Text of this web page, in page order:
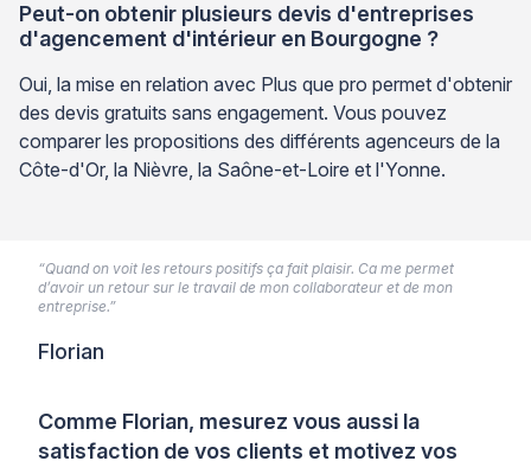
Peut-on obtenir plusieurs devis d'entreprises
d'agencement d'intérieur en Bourgogne ?
Oui, la mise en relation avec Plus que pro permet d'obtenir
des devis gratuits sans engagement. Vous pouvez
comparer les propositions des différents agenceurs de la
Côte-d'Or, la Nièvre, la Saône-et-Loire et l'Yonne.
Comme Florian, mesurez vous aussi la
satisfaction de vos clients et motivez vos
“Quand on voit les retours positifs ça fait plaisir. Ca me permet
d’avoir un retour sur le travail de mon collaborateur et de mon
entreprise.”
Florian